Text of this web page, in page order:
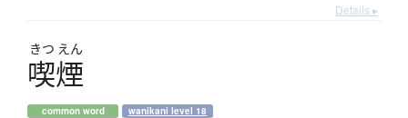
Details ▸
きつ えん
喫煙
common word wanikani level 18